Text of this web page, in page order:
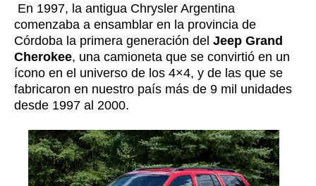
En 1997, la antigua Chrysler Argentina
comenzaba a ensamblar en la provincia de
Córdoba la primera generación del Jeep Grand
Cherokee, una camioneta que se convirtió en un
ícono en el universo de los 4×4, y de las que se
fabricaron en nuestro país más de 9 mil unidades
desde 1997 al 2000.